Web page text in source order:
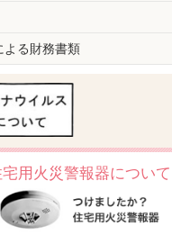
よる財務書類
用火災警報器について